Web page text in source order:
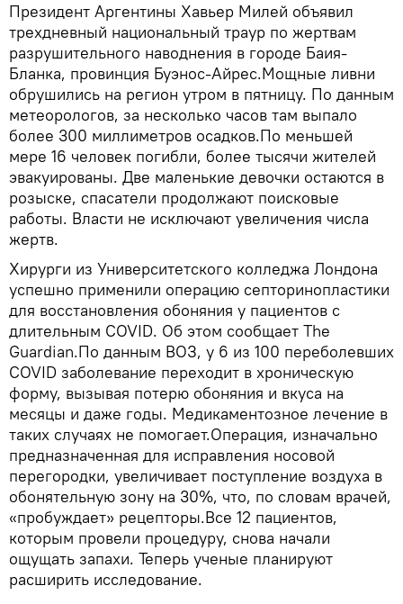
Президент Аргентины Хавьер Милей объявил
трехдневный национальный траур по жертвам
разрушительного наводнения в городе Баия-
Бланка, провинция Буэнос-Айрес.Мощные ливни
обрушились на регион утром в пятницу. По данным
метеорологов, за несколько часов там выпало
более 300 миллиметров осадков.По меньшей
мере 16 человек погибли, более тысячи жителей
эвакуированы. Две маленькие девочки остаются в
розыске, спасатели продолжают поисковые
работы. Власти не исключают увеличения числа
жертв.
Хирурги из Университетского колледжа Лондона
успешно применили операцию септоринопластики
для восстановления обоняния у пациентов с
длительным COVID. Об этом сообщает The
Guardian.По данным ВОЗ, у 6 из 100 переболевших
COVID заболевание переходит в хроническую
форму, вызывая потерю обоняния и вкуса на
месяцы и даже годы. Медикаментозное лечение в
таких случаях не помогает.Операция, изначально
предназначенная для исправления носовой
перегородки, увеличивает поступление воздуха в
обонятельную зону на 30%, что, по словам врачей,
«пробуждает» рецепторы.Все 12 пациентов,
которым провели процедуру, снова начали
ощущать запахи. Теперь ученые планируют
расширить исследование.